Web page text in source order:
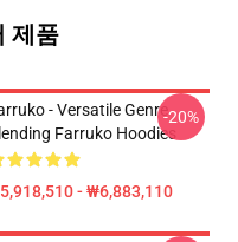
제품
- Versatile Genre
Farruko Hoodies
- ₩6,883,110
-20%